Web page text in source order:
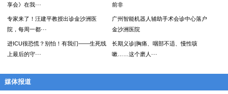
享会》在我···
前非
专家来了！汪建平教授出诊金沙洲医
院，每周一都···
广州智能机器人辅助手术会诊中心落户
金沙洲医院
进ICU很恐慌？别怕！有我们——生死线
上最后的守···
长期义诊|胸痛、咽部不适、慢性咳
嗽……这个磨人···
媒体报道